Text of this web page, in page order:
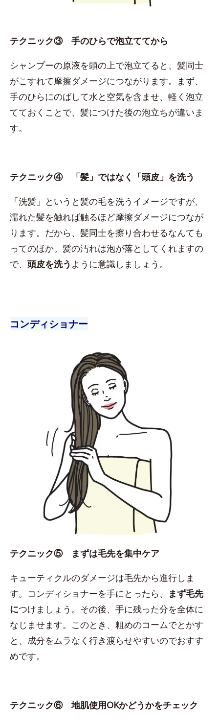
テクニック③ 手のひらで泡立ててから
シャンプーの原液を頭の上で泡立てると、髪同士
がこすれて摩擦ダメージにつながります。まず、
手のひらにのばして水と空気を含ませ、軽く泡立
てておくことで、髪につけた後の泡立ちが違いま
す。
テクニック④ 「髪」ではなく「頭皮」を洗う
「洗髪」というと髪の毛を洗うイメージですが、
濡れた髪を触れば触るほど摩擦ダメージにつなが
ります。だから、髪同士を擦り合わせるなんても
ってのほか。髪の汚れは泡が落としてくれますの
で、 頭皮を洗う ように意識しましょう。
コンディショナー
テクニック⑤ まずは毛先を集中ケア
キューティクルのダメージは毛先から進行しま
す。コンディショナーを手にとったら、
まず毛先
につけましょう。その後、手に残った分を全体に
なじませます。このとき、粗めのコームでとかす
と、成分をムラなく行き渡らせやすいのでおすす
めです。
テクニック⑥ 地肌使用OKかどうかをチェック